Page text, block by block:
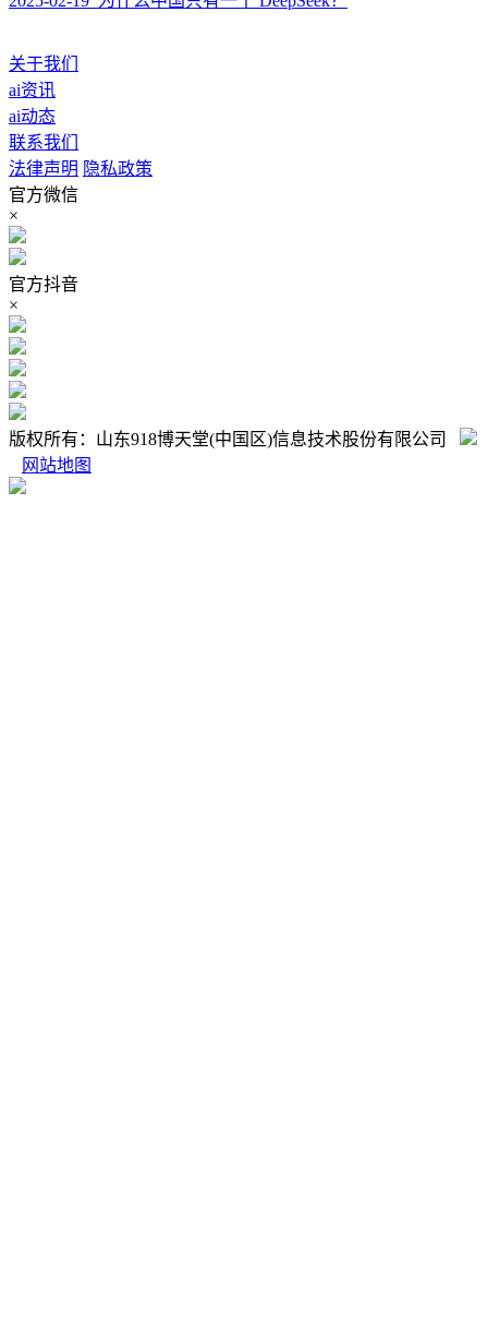
关于我们
ai资讯
ai动态
联系我们
法律声明 隐私政策
官方微信
×
官方抖音
×
版权所有：山东918博天堂(中国区)信息技术股份有限公司
网站地图